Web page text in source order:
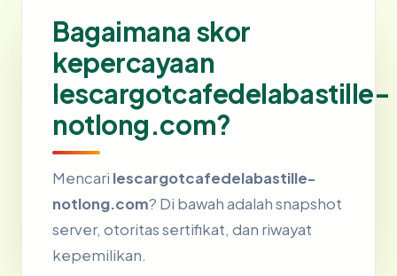
Bagaimana skor
kepercayaan
lescargotcafedelabastille-
notlong.com?
Mencari lescargotcafedelabastille-
notlong.com? Di bawah adalah snapshot
server, otoritas sertifikat, dan riwayat
kepemilikan.